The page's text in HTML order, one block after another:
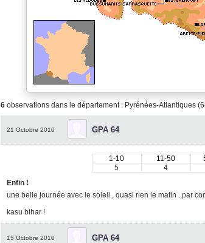
6observations dans le département : Pyrénées-Atlantiques
21 Octobre 2010 GPA 64
1-10 11-50
5
4
Enfin !
une belle journée avec le soleil , quasi rien le matin . par
kasu bihar !
15 Octobre 2010 GPA 64